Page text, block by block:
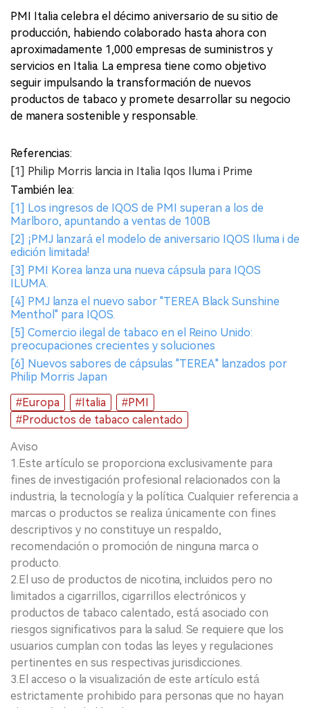
PMI Italia celebra el décimo aniversario de su sitio de
producción, habiendo colaborado hasta ahora con
aproximadamente 1,000 empresas de suministros y
servicios en Italia. La empresa tiene como objetivo
seguir impulsando la transformación de nuevos
productos de tabaco y promete desarrollar su negocio
de manera sostenible y responsable.
Referencias:
[1] Philip Morris lancia in Italia Iqos Iluma i Prime
También lea:
[1] Los ingresos de IQOS de PMI superan a los de
Marlboro, apuntando a ventas de 100B
[2] ¡PMJ lanzará el modelo de aniversario IQOS Iluma i de
edición limitada!
[3] PMI Korea lanza una nueva cápsula para IQOS
ILUMA.
[4] PMJ lanza el nuevo sabor "TEREA Black Sunshine
Menthol" para IQOS.
[5] Comercio ilegal de tabaco en el Reino Unido:
preocupaciones crecientes y soluciones
[6] Nuevos sabores de cápsulas "TEREA" lanzados por
Philip Morris Japan
#Europa
#Italia
#PMI
#Productos de tabaco calentado
Aviso
1.Este artículo se proporciona exclusivamente para
fines de investigación profesional relacionados con la
industria, la tecnología y la política. Cualquier referencia a
marcas o productos se realiza únicamente con fines
descriptivos y no constituye un respaldo,
recomendación o promoción de ninguna marca o
producto.
2.El uso de productos de nicotina, incluidos pero no
limitados a cigarrillos, cigarrillos electrónicos y
productos de tabaco calentado, está asociado con
riesgos significativos para la salud. Se requiere que los
usuarios cumplan con todas las leyes y regulaciones
pertinentes en sus respectivas jurisdicciones.
3.El acceso o la visualización de este artículo está
estrictamente prohibido para personas que no hayan